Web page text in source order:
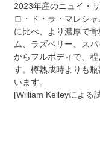
2023年産のニュイ・
ロ・ド・ラ・マレシ
に比べ、より濃厚で
ム、ラズベリー、ス
からフルボディで、
す。樽熟成時よりも
います。
[William Kelleyによる